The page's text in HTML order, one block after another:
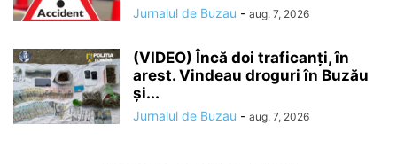
Jurnalul de Buzau - aug. 7, 2026
(VIDEO) Încă doi traficanți, în
arest. Vindeau droguri în Buzău
și...
Jurnalul de Buzau - aug. 7, 2026